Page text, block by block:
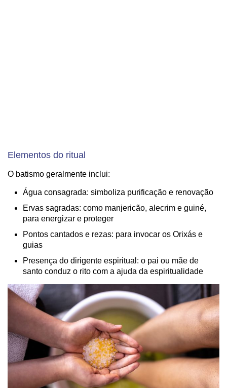
Elementos do ritual
O batismo geralmente inclui:
Água consagrada: simboliza purificação e renovação
Ervas sagradas: como manjericão, alecrim e guiné,
para energizar e proteger
Pontos cantados e rezas: para invocar os Orixás e
guias
Presença do dirigente espiritual: o pai ou mãe de
santo conduz o rito com a ajuda da espiritualidade